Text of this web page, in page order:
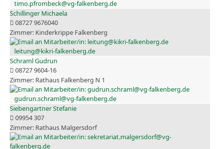
timo.pfrombeck@vg-falkenberg.de
Schillinger Michaela
08727 9676040
Kinderkrippe Falkenberg
leitung@kikri-falkenberg.de
Schraml Gudrun
08727 9604-16
Rathaus Falkenberg N 1
gudrun.schraml@vg-falkenberg.de
Siebengartner Stefanie
09954 307
Rathaus Malgersdorf